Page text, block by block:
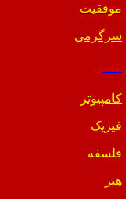
موفقیت
سرگرمی
کامپیوتر
فیزیک
فلسفه
هنر